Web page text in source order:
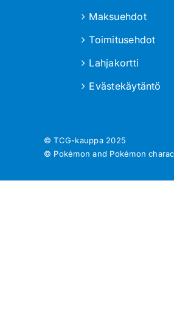
Maksuehdot
Toimitusehdot
Lahjakortti
Evästekäytäntö
© TCG-kauppa 2025
© Pokémon and Pokémon